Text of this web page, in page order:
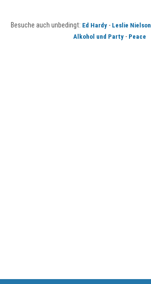
Besuche auch unbedingt: Ed Hardy - Leslie Nielson
Alkohol und Party- Peace